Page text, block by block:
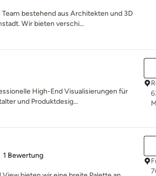
bestehend aus Architekten und 3D
Wir bieten verschi...
High-End Visualisierungen für
und Produktdesig...
5 von 5 Sternen
1 Bewertung